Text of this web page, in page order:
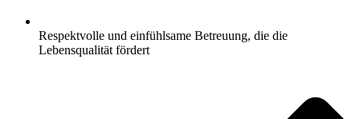
Respektvolle und einfühlsame Betreuung, die die
Lebensqualität fördert